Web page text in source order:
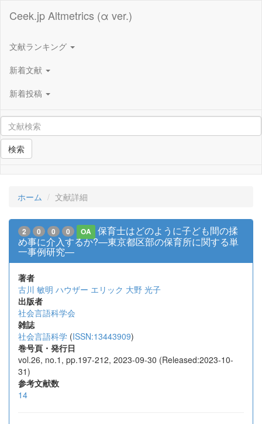
Ceek.jp Altmetrics (α ver.)
文献ランキング
新着文献
新着投稿
検索
ホーム 文献詳細
2 0 0 0 OA
保育士はどのように子ども間の揉
め事に介入するか?―東京都区部の保育所に関する単
一事例研究―
著者
古川 敏明 ハウザー エリック 大野 光子
出版者
社会言語科学会
雑誌
社会言語科学 (ISSN:13443909)
巻号頁・発行日
vol.26, no.1, pp.197-212, 2023-09-30 (Released:2023-10-
31)
参考文献数
14